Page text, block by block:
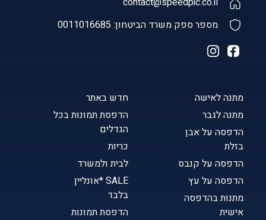
מתנה לאישה
מתנה לגבר
הדפסה על אבן
בזלת
הדפסה על קנבס
הדפסה על עץ
מתנות בהדפסה
אישית
חדש באתר
הדפסת תמונות בכל
הגדלים
כריות
לבית ולמשרד
SALE *אונליין
בלבד
הדפסת תמונות
מספר ספק משרד הביטחון: 0011016685